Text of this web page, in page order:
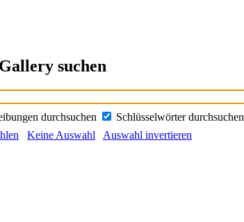
suchen
durchsuchen Schlüsselwörter durchsuchen
Keine Auswahl Auswahl invertieren